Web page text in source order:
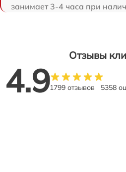
занимает 3-4 часа при
Отзывы
4.91799 отзывов 5358